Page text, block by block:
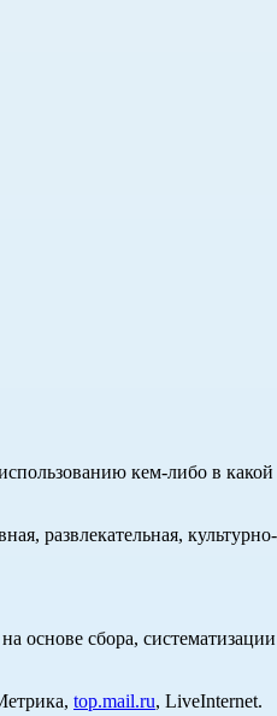
кем-либо в
развлекательная, культурно-
сбора, систематизации
top.mail.ru, LiveInternet.